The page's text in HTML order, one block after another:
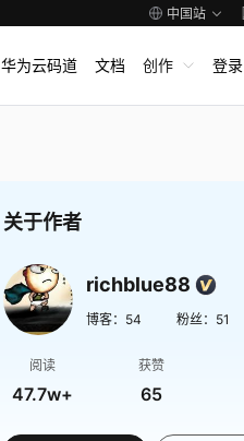
中国站
华为云码道 文档 创作 登录
关于作者
richblue88
博客： 54 粉丝： 51
阅读
47.7w+
获赞
65